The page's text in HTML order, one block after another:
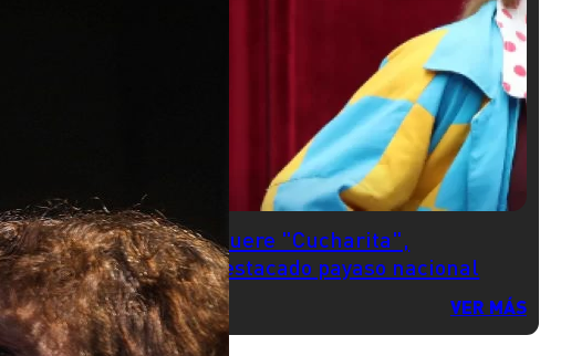
Muere "Cucharita",
destacado payaso nacional
VER MÁS